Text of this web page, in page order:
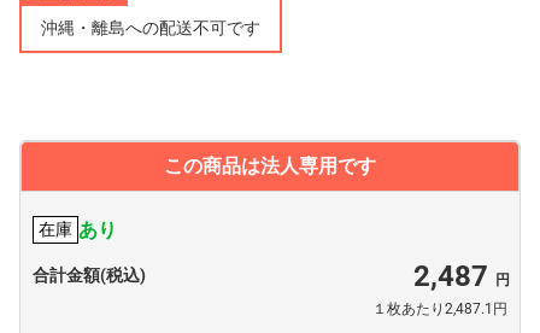
沖縄・離島への配送不可です
この商品は法人専用です
在庫 あり
合計金額(税込) 2,487
１枚あたり2,487.1円